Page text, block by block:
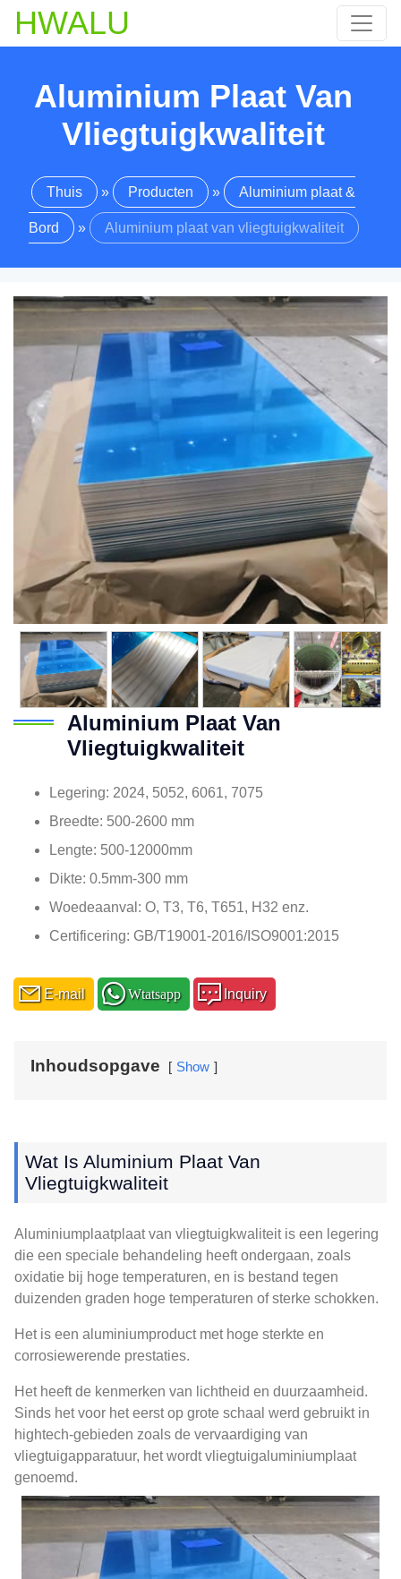
HWALU
Aluminium Plaat Van
Vliegtuigkwaliteit
Thuis » Producten » Aluminium plaat &
Bord » Aluminium plaat van vliegtuigkwaliteit
Aluminium Plaat Van
Vliegtuigkwaliteit
Legering: 2024, 5052, 6061, 7075
Breedte: 500-2600 mm
Lengte: 500-12000mm
Dikte: 0.5mm-300 mm
Woedeaanval: O, T3, T6, T651, H32 enz.
Certificering: GB/T19001-2016/ISO9001:2015
E-mail Wtatsapp Inquiry
Inhoudsopgave Show
Wat Is Aluminium Plaat Van
Vliegtuigkwaliteit
Aluminiumplaatplaat van vliegtuigkwaliteit is een legering
die een speciale behandeling heeft ondergaan, zoals
oxidatie bij hoge temperaturen, en is bestand tegen
duizenden graden hoge temperaturen of sterke schokken.
Het is een aluminiumproduct met hoge sterkte en
corrosiewerende prestaties.
Het heeft de kenmerken van lichtheid en duurzaamheid.
Sinds het voor het eerst op grote schaal werd gebruikt in
hightech-gebieden zoals de vervaardiging van
vliegtuigapparatuur, het wordt vliegtuigaluminiumplaat
genoemd.